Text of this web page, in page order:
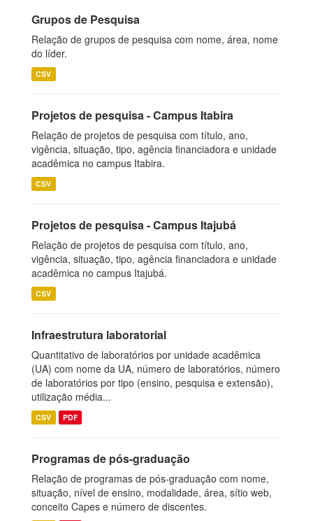
Grupos de Pesquisa
Relação de grupos de pesquisa com nome, área, nome
do líder.
CSV
Projetos de pesquisa - Campus Itabira
Relação de projetos de pesquisa com título, ano,
vigência, situação, tipo, agência financiadora e unidade
acadêmica no campus Itabira.
CSV
Projetos de pesquisa - Campus Itajubá
Relação de projetos de pesquisa com título, ano,
vigência, situação, tipo, agência financiadora e unidade
acadêmica no campus Itajubá.
CSV
Infraestrutura laboratorial
Quantitativo de laboratórios por unidade acadêmica
(UA) com nome da UA, número de laboratórios, número
de laboratórios por tipo (ensino, pesquisa e extensão),
utilização média...
CSV PDF
Programas de pós-graduação
Relação de programas de pós-graduação com nome,
situação, nível de ensino, modalidade, área, sítio web,
conceito Capes e número de discentes.